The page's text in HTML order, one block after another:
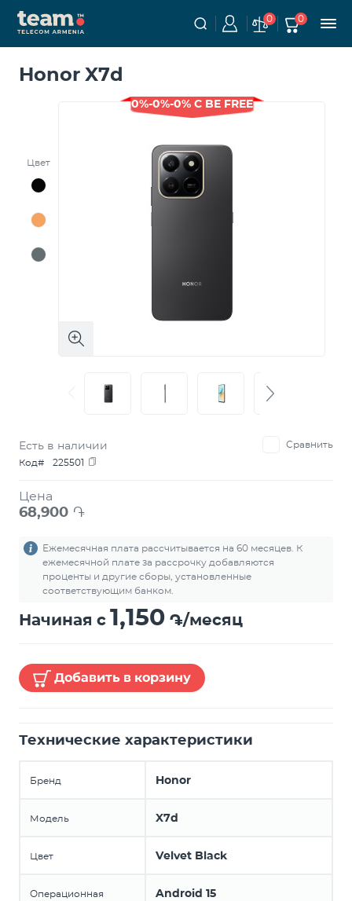
0 0
Honor X7d
Цвет
0%-0%-0% С BE FREE
Есть в наличии
Сравнить
Код#
225501
Цена
68,900 ֏
Ежемесячная плата рассчитывается на 60 месяцев. К
ежемесячной плате за рассрочку добавляются
проценты и другие сборы, установленные
соответствующим банком.
Начиная с 1,150 ֏/месяц
Добавить в корзину
Технические характеристики
Бренд Honor
Модель X7d
Цвет Velvet Black
Операционная
Android 15